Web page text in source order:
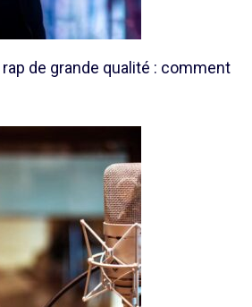
de grande qualité : comment